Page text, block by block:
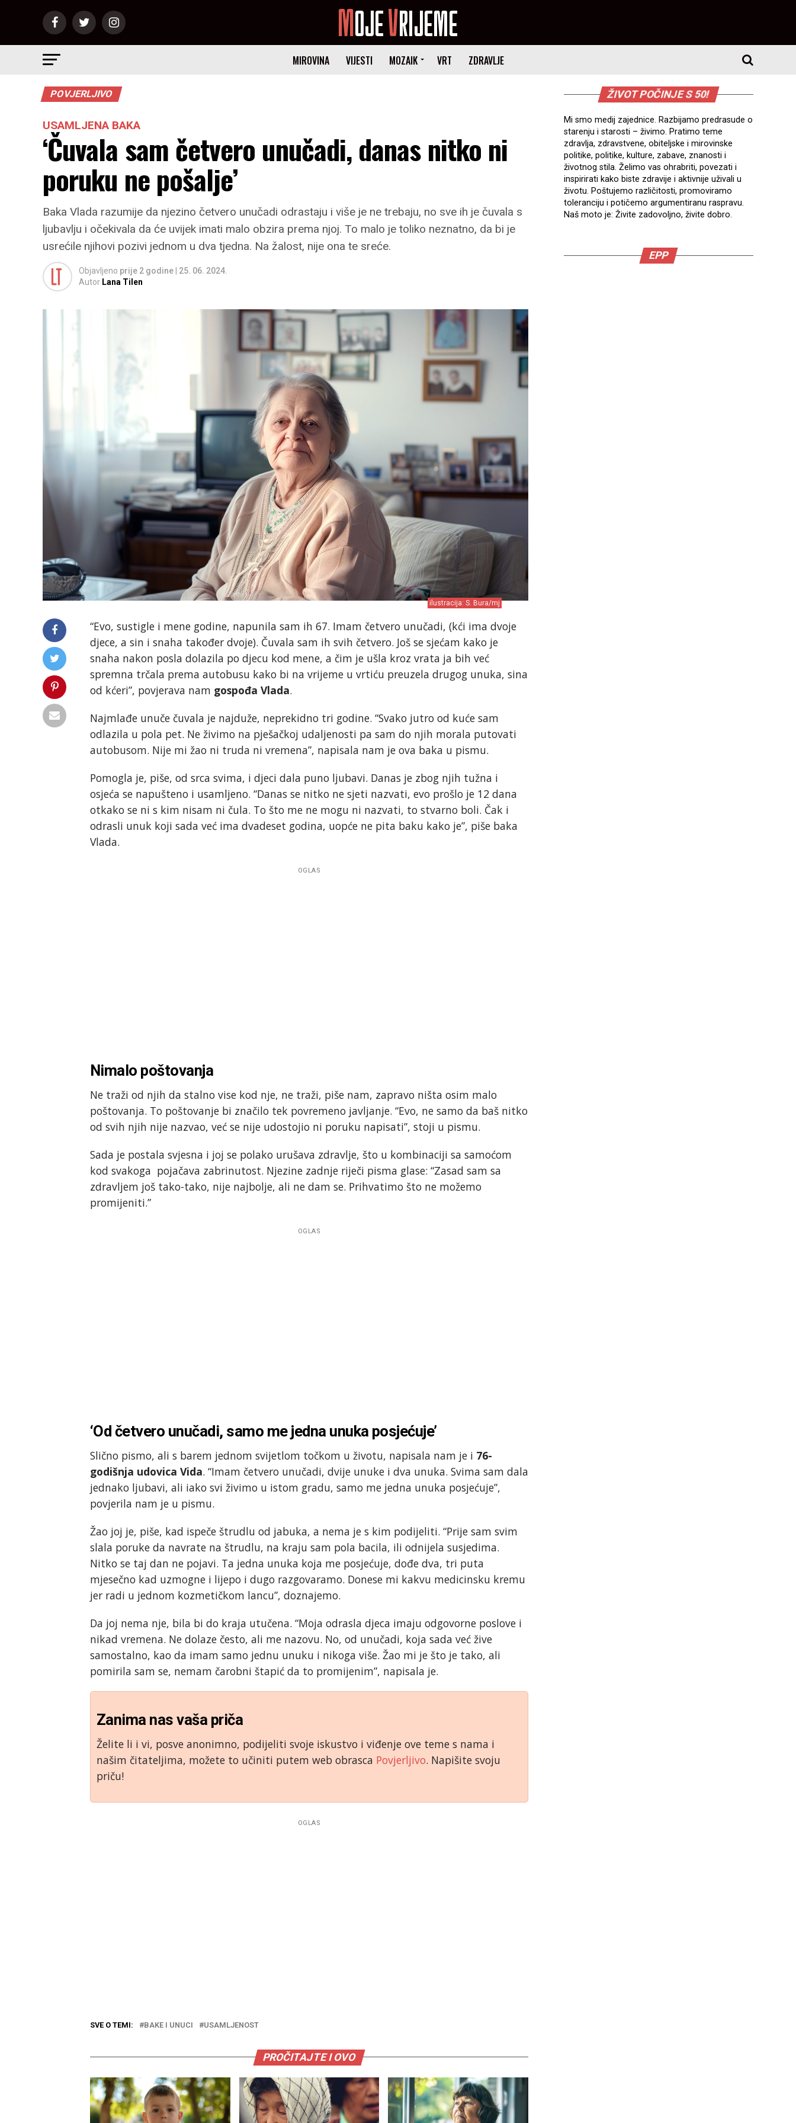
MIROVINA VIJESTI MOZAIK VRT ZDRAVLJE
POVJERLJIVO
USAMLJENA BAKA
‘Čuvala sam četvero unučadi, danas nitko ni
poruku ne pošalje’
Baka Vlada razumije da njezino četvero unučadi odrastaju i više je ne trebaju, no sve ih je čuvala s
ljubavlju i očekivala da će uvijek imati malo obzira prema njoj. To malo je toliko neznatno, da bi je
usrećile njihovi pozivi jednom u dva tjedna. Na žalost, nije ona te sreće.
Objavljeno prije 2 godine
25. 06. 2024.
Autor Lana Tilen
ilustracija: S. Bura/mj
“Evo, sustigle i mene godine, napunila sam ih 67. Imam četvero unučadi, (kći ima dvoje
djece, a sin i snaha također dvoje). Čuvala sam ih svih četvero. Još se sjećam kako je
snaha nakon posla dolazila po djecu kod mene, a čim je ušla kroz vrata ja bih već
spremna trčala prema autobusu kako bi na vrijeme u vrtiću preuzela drugog unuka, sina
od kćeri”, povjerava nam gospođa Vlada.
Najmlađe unuče čuvala je najduže, neprekidno tri godine. “Svako jutro od kuće sam
odlazila u pola pet. Ne živimo na pješačkoj udaljenosti pa sam do njih morala putovati
autobusom. Nije mi žao ni truda ni vremena”, napisala nam je ova baka u pismu.
Pomogla je, piše, od srca svima, i djeci dala puno ljubavi. Danas je zbog njih tužna i
osjeća se napušteno i usamljeno. “Danas se nitko ne sjeti nazvati, evo prošlo je 12 dana
otkako se ni s kim nisam ni čula. To što me ne mogu ni nazvati, to stvarno boli. Čak i
odrasli unuk koji sada već ima dvadeset godina, uopće ne pita baku kako je”, piše baka
Vlada.
OGLAS
Nimalo poštovanja
Ne traži od njih da stalno vise kod nje, ne traži, piše nam, zapravo ništa osim malo
poštovanja. To poštovanje bi značilo tek povremeno javljanje. “Evo, ne samo da baš nitko
od svih njih nije nazvao, već se nije udostojio ni poruku napisati”, stoji u pismu.
Sada je postala svjesna i joj se polako urušava zdravlje, što u kombinaciji sa samoćom
kod svakoga pojačava zabrinutost. Njezine zadnje riječi pisma glase: “Zasad sam sa
zdravljem još tako-tako, nije najbolje, ali ne dam se. Prihvatimo što ne možemo
promijeniti.”
OGLAS
‘Od četvero unučadi, samo me jedna unuka posjećuje’
Slično pismo, ali s barem jednom svijetlom točkom u životu, napisala nam je i 76-
godišnja udovica Vida. “Imam četvero unučadi, dvije unuke i dva unuka. Svima sam dala
jednako ljubavi, ali iako svi živimo u istom gradu, samo me jedna unuka posjećuje”,
povjerila nam je u pismu.
Žao joj je, piše, kad ispeče štrudlu od jabuka, a nema je s kim podijeliti. “Prije sam svim
slala poruke da navrate na štrudlu, na kraju sam pola bacila, ili odnijela susjedima.
Nitko se taj dan ne pojavi. Ta jedna unuka koja me posjećuje, dođe dva, tri puta
mjesečno kad uzmogne i lijepo i dugo razgovaramo. Donese mi kakvu medicinsku kremu
jer radi u jednom kozmetičkom lancu”, doznajemo.
Da joj nema nje, bila bi do kraja utučena. “Moja odrasla djeca imaju odgovorne poslove i
nikad vremena. Ne dolaze često, ali me nazovu. No, od unučadi, koja sada već žive
samostalno, kao da imam samo jednu unuku i nikoga više. Žao mi je što je tako, ali
pomirila sam se, nemam čarobni štapić da to promijenim”, napisala je.
Zanima nas vaša priča
Želite li i vi, posve anonimno, podijeliti svoje iskustvo i viđenje ove teme s nama i
našim čitateljima, možete to učiniti putem web obrasca Povjerljivo. Napišite svoju
priču!
OGLAS
SVE O TEMI: BAKE I UNUCI USAMLJENOST
PROČITAJTE I OVO
ŽIVOT POČINJE S 50!
Mi smo medij zajednice. Razbijamo predrasude o
starenju i starosti – živimo. Pratimo teme
zdravlja, zdravstvene, obiteljske i mirovinske
politike, politike, kulture, zabave, znanosti i
životnog stila. Želimo vas ohrabriti, povezati i
inspirirati kako biste zdravije i aktivnije uživali u
životu. Poštujemo različitosti, promoviramo
toleranciju i potičemo argumentiranu raspravu.
Naš moto je: Živite zadovoljno, živite dobro.
EPP